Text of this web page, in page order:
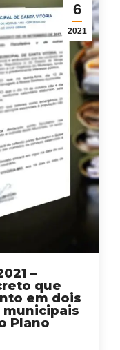
6
2021
–
que
em dois
Plano